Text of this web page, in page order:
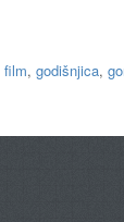
film, godišnjica,